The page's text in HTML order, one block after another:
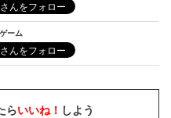
ーム
らいいね！ しよう